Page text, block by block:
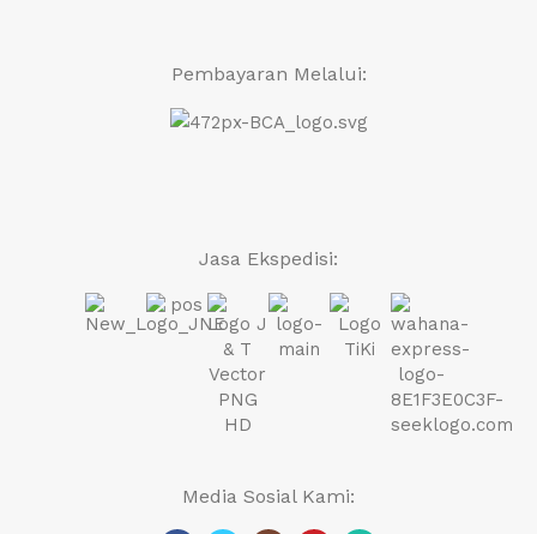
Pembayaran Melalui:
Jasa Ekspedisi:
Media Sosial Kami: